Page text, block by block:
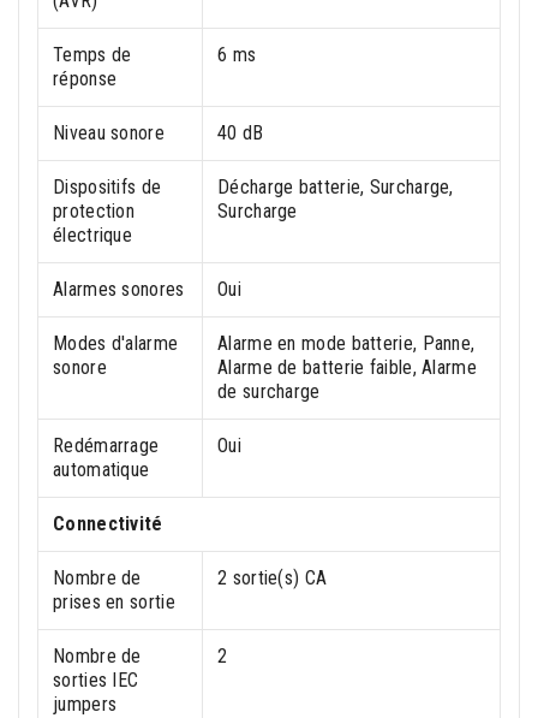
Temps de
réponse
6 ms
Niveau sonore 40 dB
Dispositifs de
protection
électrique
Décharge batterie, Surcharge,
Surcharge
Alarmes sonores Oui
Modes d'alarme
sonore
Alarme en mode batterie, Panne,
Alarme de batterie faible, Alarme
de surcharge
Redémarrage
automatique
Oui
Connectivité
Nombre de
prises en sortie
2 sortie(s) CA
Nombre de
sorties IEC
jumpers
2